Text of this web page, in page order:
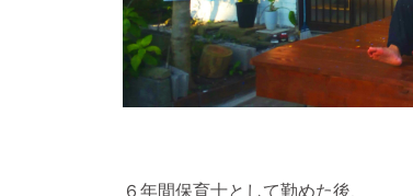
６年間保育士として勤めた後、